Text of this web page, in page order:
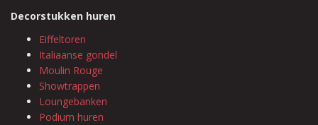
Decorstukken huren
Eiffeltoren
Italiaanse gondel
Moulin Rouge
Showtrappen
Loungebanken
Podium huren